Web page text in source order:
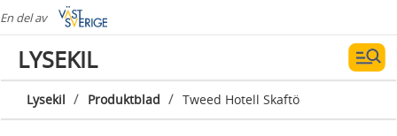
En del av
LYSEKIL
Lysekil / Produktblad / Tweed Hotell Skaftö